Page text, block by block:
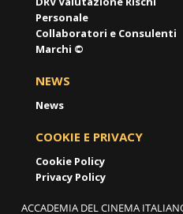
Personale
Collaboratori e Consulenti
Marchi ©
NEWS
News
COOKIE E PRIVACY
Cookie Policy
Privacy Policy
ACCADEMIA DEL CINEMA